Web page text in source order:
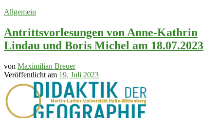
Allgemein
Antrittsvorlesungen von Anne-Kathrin
Lindau und Boris Michel am 18.07.2023
von Maximilian Breuer
Veröffentlicht am 19. Juli 2023